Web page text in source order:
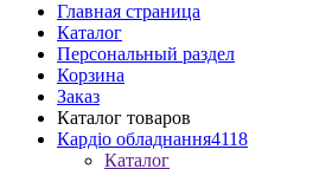
Главная страница
Каталог
Персональный раздел
Корзина
Заказ
Каталог товаров
Кардіо обладнання4118
Каталог